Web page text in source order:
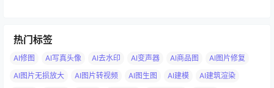
热门标签
AI修图 AI写真头像 AI去水印 AI变声器 AI商品图
AI图片修复
AI图片无损放大
AI图片转视频 AI图生图 AI建模
AI建筑渲染